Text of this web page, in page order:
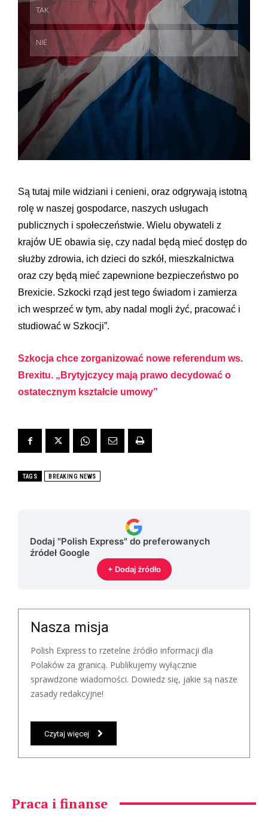
Są tutaj mile widziani i cenieni, oraz odgrywają istotną
rolę w naszej gospodarce, naszych usługach
publicznych i społeczeństwie. Wielu obywateli z
krajów UE obawia się, czy nadal będą mieć dostęp do
służby zdrowia, ich dzieci do szkół, mieszkalnictwa
oraz czy będą mieć zapewnione bezpieczeństwo po
Brexicie. Szkocki rząd jest tego świadom i zamierza
ich wesprzeć w tym, aby nadal mogli żyć, pracować i
studiować w Szkocji”.
Szkocja chce zorganizować nowe referendum ws.
Brexitu. „Brytyjczycy mają prawo decydować o
ostatecznym kształcie umowy”
TAGS BREAKING NEWS
Dodaj "Polish Express" do preferowanych
źródeł Google
+ Dodaj źródło
Nasza misja
Polish Express to rzetelne źródło informacji dla
Polaków za granicą. Publikujemy wyłącznie
sprawdzone wiadomości. Dowiedz się, jakie są nasze
zasady redakcyjne!
Czytaj więcej
Praca i finanse